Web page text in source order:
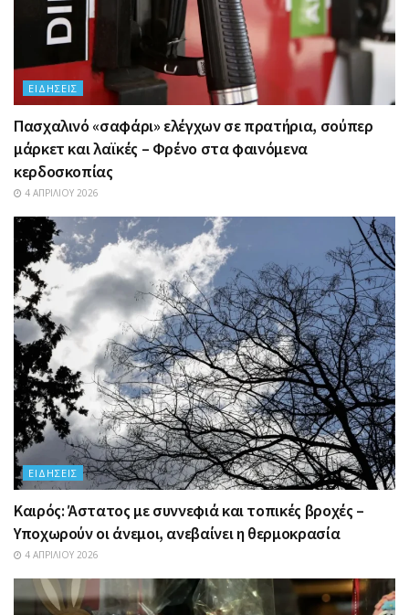
ΕΙΔΉΣΕΙΣ
Πασχαλινό «σαφάρι» ελέγχων σε πρατήρια, σούπερ
μάρκετ και λαϊκές – Φρένο στα φαινόμενα
κερδοσκοπίας
4 ΑΠΡΙΛΊΟΥ 2026
ΕΙΔΉΣΕΙΣ
Καιρός: Άστατος με συννεφιά και τοπικές βροχές –
Υποχωρούν οι άνεμοι, ανεβαίνει η θερμοκρασία
4 ΑΠΡΙΛΊΟΥ 2026